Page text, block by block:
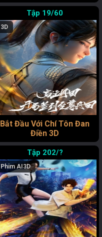
19/60
3D
Bắt Đầu Với Chí Tôn Đan
Điền 3D
202/?
Phim AI 3D